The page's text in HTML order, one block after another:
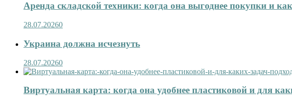
Аренда складской техники: когда она выгоднее покупки и
28.07.20260
Украина должна исчезнуть
28.07.20260
Виртуальная карта: когда она удобнее пластиковой и для